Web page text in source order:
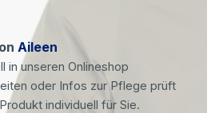
Aileen
in unseren Onlineshop
oder Infos zur Pflege prüft
individuell für Sie.